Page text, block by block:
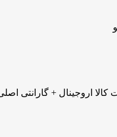
اروجینال + گارانتی